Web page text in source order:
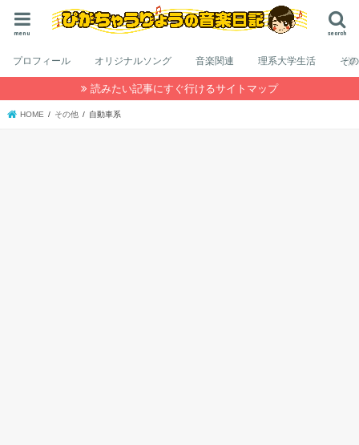
search
menu
プロフィール オリジナルソング 音楽関連 理系大学生活 そ
読みたい記事にすぐ行けるサイトマップ
HOME その他 自動車系